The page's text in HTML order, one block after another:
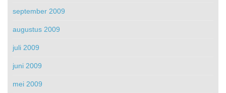
september 2009
augustus 2009
juli 2009
juni 2009
mei 2009